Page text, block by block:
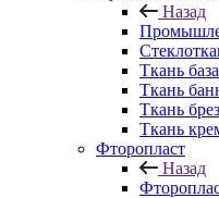
Назад
Ткань
Ткань
Ткань
Ткань
Фторопласт
Назад